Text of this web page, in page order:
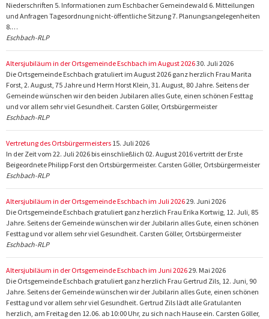
Niederschriften 5. Informationen zum Eschbacher Gemeindewald 6. Mitteilungen
und Anfragen Tagesordnung nicht-öffentliche Sitzung 7. Planungsangelegenheiten
8.…
Eschbach-RLP
Altersjubiläum in der Ortsgemeinde Eschbach im August 202630. Juli 2026
Die Ortsgemeinde Eschbach gratuliert im August 2026 ganz herzlich Frau Marita
Forst, 2. August, 75 Jahre und Herrn Horst Klein, 31. August, 80 Jahre. Seitens der
Gemeinde wünschen wir den beiden Jubilaren alles Gute, einen schönen Festtag
und vor allem sehr viel Gesundheit. Carsten Göller, Ortsbürgermeister
Eschbach-RLP
Vertretung des Ortsbürgermeisters 15. Juli 2026
In der Zeit vom 22. Juli 2026 bis einschließlich 02. August 2016 vertritt der Erste
Beigeordnete Philipp Forst den Ortsbürgermeister. Carsten Göller, Ortsbürgermeister
Eschbach-RLP
Altersjubiläum in der Ortsgemeinde Eschbach im Juli 202629. Juni 2026
Die Ortsgemeinde Eschbach gratuliert ganz herzlich Frau Erika Kortwig, 12. Juli, 85
Jahre. Seitens der Gemeinde wünschen wir der Jubilarin alles Gute, einen schönen
Festtag und vor allem sehr viel Gesundheit. Carsten Göller, Ortsbürgermeister
Eschbach-RLP
Altersjubiläum in der Ortsgemeinde Eschbach im Juni 202629. Mai 2026
Die Ortsgemeinde Eschbach gratuliert ganz herzlich Frau Gertrud Zils, 12. Juni, 90
Jahre. Seitens der Gemeinde wünschen wir der Jubilarin alles Gute, einen schönen
Festtag und vor allem sehr viel Gesundheit. Gertrud Zils lädt alle Gratulanten
herzlich, am Freitag den 12.06. ab 10:00 Uhr, zu sich nach Hause ein. Carsten Göller,